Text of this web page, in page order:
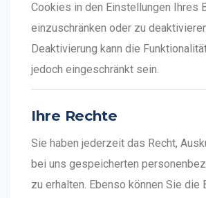
Cookies in den Einstellungen Ihres
einzuschränken oder zu
Deaktivierung kann die
jedoch eingeschränkt sein.
Ihre Rechte
Sie haben jederzeit das Recht,
bei uns gespeicherten
zu erhalten. Ebenso können Sie die